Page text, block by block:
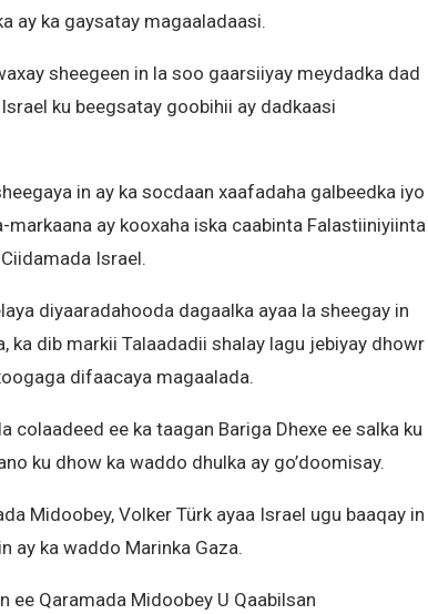
ay ka gaysatay magaaladaasi.
sheegeen in la soo gaarsiiyay meydadka dad
ku beegsatay goobihii ay dadkaasi
in ay ka socdaan xaafadaha galbeedka iyo
ay kooxaha iska caabinta Falastiiniyiinta
Israel.
diyaaradahooda dagaalka ayaa la sheegay in
ka dib markii Talaadadii shalay lagu jebiyay dhowr
difaacaya magaalada.
colaadeed ee ka taagan Bariga Dhexe ee salka ku
ku dhow ka waddo dhulka ay go’doomisay.
Midoobey, Volker Türk ayaa Israel ugu baaqay in
ay ka waddo Marinka Gaza.
ee Qaramada Midoobey U Qaabilsan